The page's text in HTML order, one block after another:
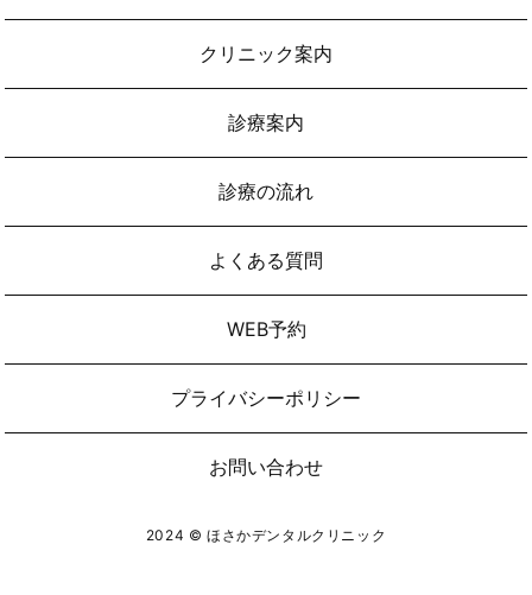
クリニック案内
診療案内
診療の流れ
よくある質問
WEB予約
プライバシーポリシー
お問い合わせ
2024 © ほさかデンタルクリニック